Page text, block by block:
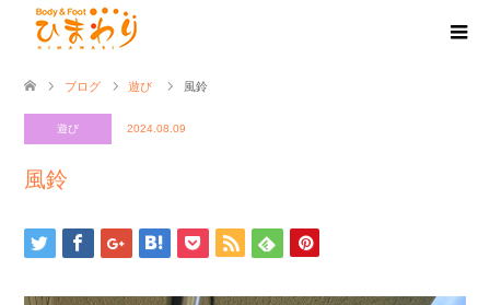
ブログ 遊び 風鈴
遊び 2024.08.09
風鈴